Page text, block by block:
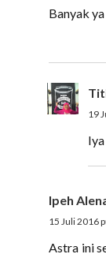
Banyak
19
Ipeh
15 Juli 2016
Astra ini